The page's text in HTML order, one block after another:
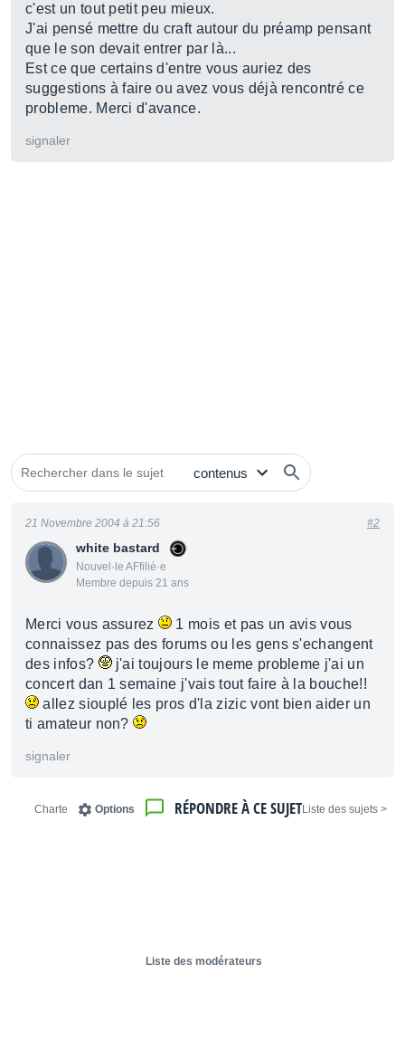
c'est un tout petit peu mieux.
J'ai pensé mettre du craft autour du préamp pensant
que le son devait entrer par là...
Est ce que certains d'entre vous auriez des
suggestions à faire ou avez vous déjà rencontré ce
probleme. Merci d'avance.
signaler
white bastard
Nouvel·le AFfilié·e
Membre depuis 21 ans
21 Novembre 2004 à 21:56 #2
Merci vous assurez
1 mois et pas un avis vous
connaissez pas des forums ou les gens s'echangent
des infos?
j'ai toujours le meme probleme j'ai un
concert dan 1 semaine j'vais tout faire à la bouche!!
allez siouplé les pros d'la zizic vont bien aider un
ti amateur non?
signaler
< Liste des sujets
RÉPONDRE À CE SUJET
Options
Charte
Liste des modérateurs